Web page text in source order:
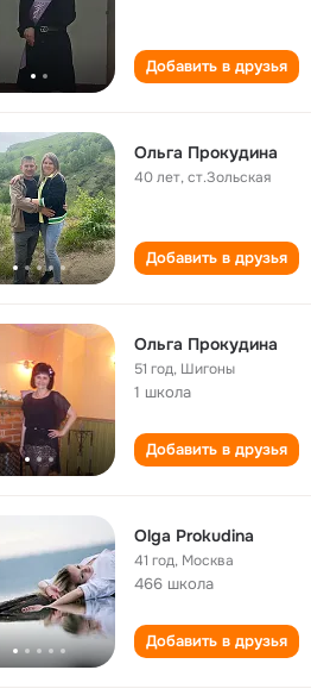
Добавить в друзья
Ольга Прокудина
40 лет,ст.Зольская
Добавить в друзья
Ольга Прокудина
51 год, Шигоны
1 школа
Добавить в друзья
Olga Prokudina
41 год, Москва
466 школа
Добавить в друзья